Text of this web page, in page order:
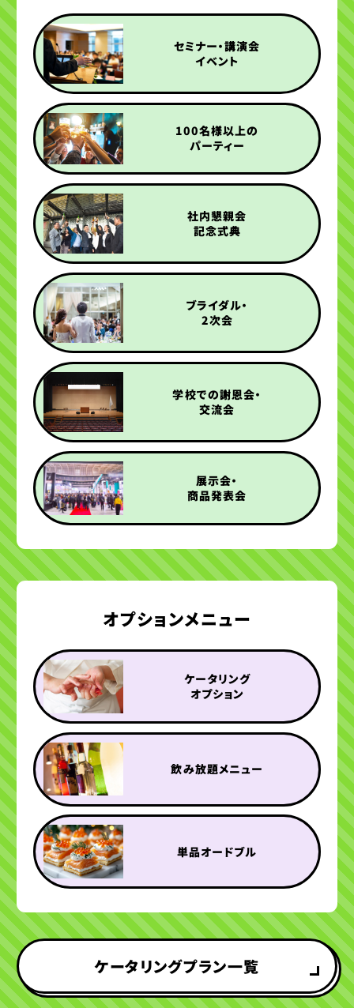
セミナー・講演会
イベント
100名様以上の
パーティー
社内懇親会
記念式典
ブライダル・
2次会
学校での謝恩会・
交流会
展示会・
商品発表会
オプションメニュー
ケータリング
オプション
飲み放題メニュー
単品オードブル
ケータリングプラン一覧